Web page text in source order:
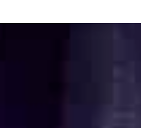
TRAINER AXEL